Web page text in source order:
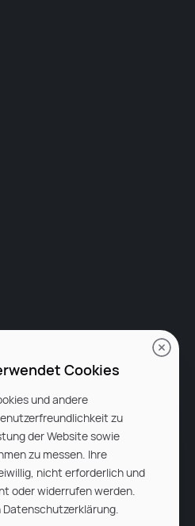
Cookies
und andere
zu
der Website sowie
zu messen. Ihre
nicht erforderlich und
oder widerrufen werden.
Datenschutzerklärung.